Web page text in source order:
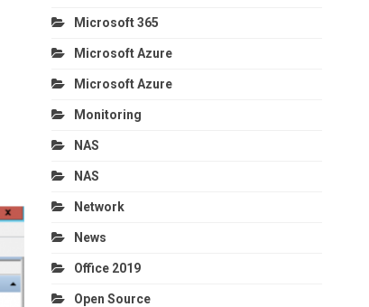
Microsoft 365
Microsoft Azure
Microsoft Azure
Monitoring
NAS
NAS
Network
News
Office 2019
Open Source